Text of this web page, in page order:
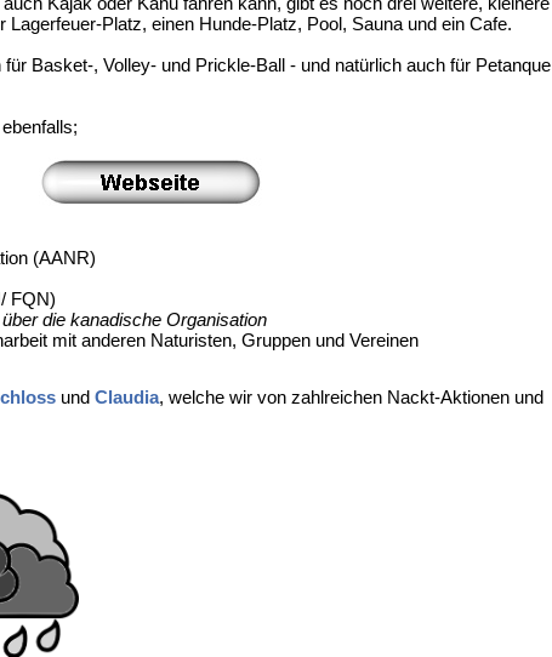
Platz, einen Hunde-Platz, Pool, Sauna und ein Cafe.
Basket-, Volley- und Prickle-Ball - und natürlich auch für Petanque
(AANR)
FQN)
über die kanadische Organisation
mit anderen Naturisten, Gruppen und Vereinen
und Claudia, welche wir von zahlreichen Nackt-Aktionen und